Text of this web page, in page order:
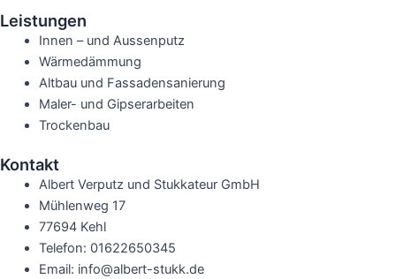
Leistungen
Innen – und Aussenputz
Wärmedämmung
Altbau und Fassadensanierung
Maler- und Gipserarbeiten
Trockenbau
Kontakt
Albert Verputz und Stukkateur GmbH
Mühlenweg 17
77694 Kehl
Telefon: 01622650345
Email: info@albert-stukk.de